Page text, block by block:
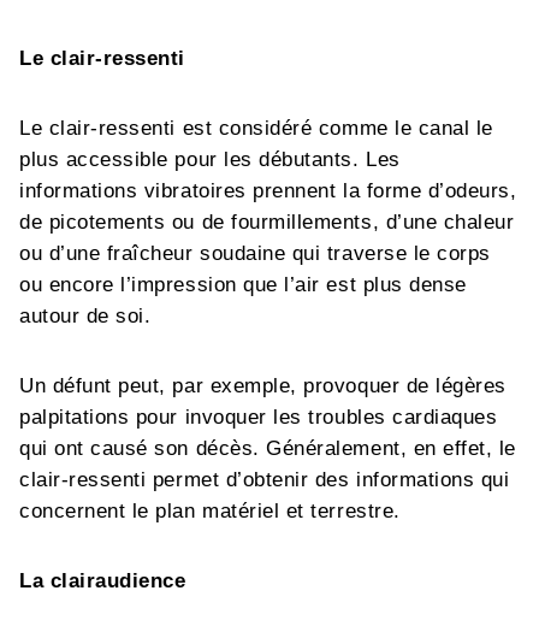
Le clair-ressenti
Le clair-ressenti est considéré comme le canal le
plus accessible pour les débutants. Les
informations vibratoires prennent la forme d’odeurs,
de picotements ou de fourmillements, d’une chaleur
ou d’une fraîcheur soudaine qui traverse le corps
ou encore l’impression que l’air est plus dense
autour de soi.
Un défunt peut, par exemple, provoquer de légères
palpitations pour invoquer les troubles cardiaques
qui ont causé son décès. Généralement, en effet, le
clair-ressenti permet d’obtenir des informations qui
concernent le plan matériel et terrestre.
La clairaudience